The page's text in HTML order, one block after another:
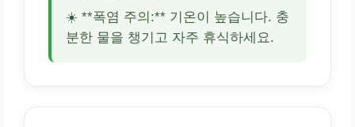
☀️ **폭염 주의:** 기온이 높습니다. 충
분한 물을 챙기고 자주 휴식하세요.